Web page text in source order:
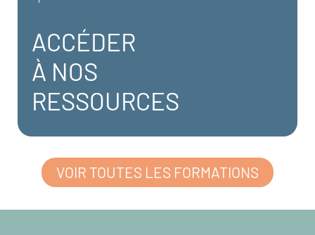
ACCÉDER
À NOS
RESSOURCES
VOIR TOUTES LES FORMATIONS